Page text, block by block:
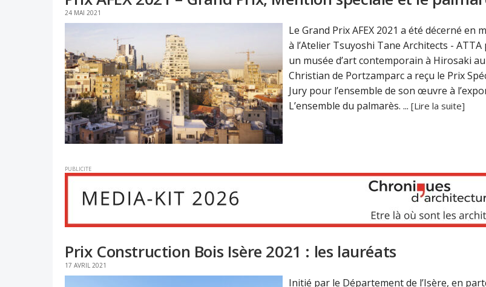
24 MAI 2021
Le Grand Prix AFEX 2021 a été décerné en
à l’Atelier Tsuyoshi Tane Architects -
un musée d’art contemporain à Hirosaki au
Christian de Portzamparc a reçu le Prix
Jury pour l’ensemble de son œuvre à
L’ensemble du palmarès. ... [Lire la suite]
PUBLICITE
Prix Construction Bois Isère 2021 : les lauréats
17 AVRIL 2021
Initié par le Département de l’Isère, en